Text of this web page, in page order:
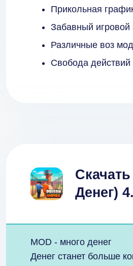
Прикольная
Забавный игровой
Различные воз
Свобода действий
Денег)
MOD - много денег
Денег станет больше